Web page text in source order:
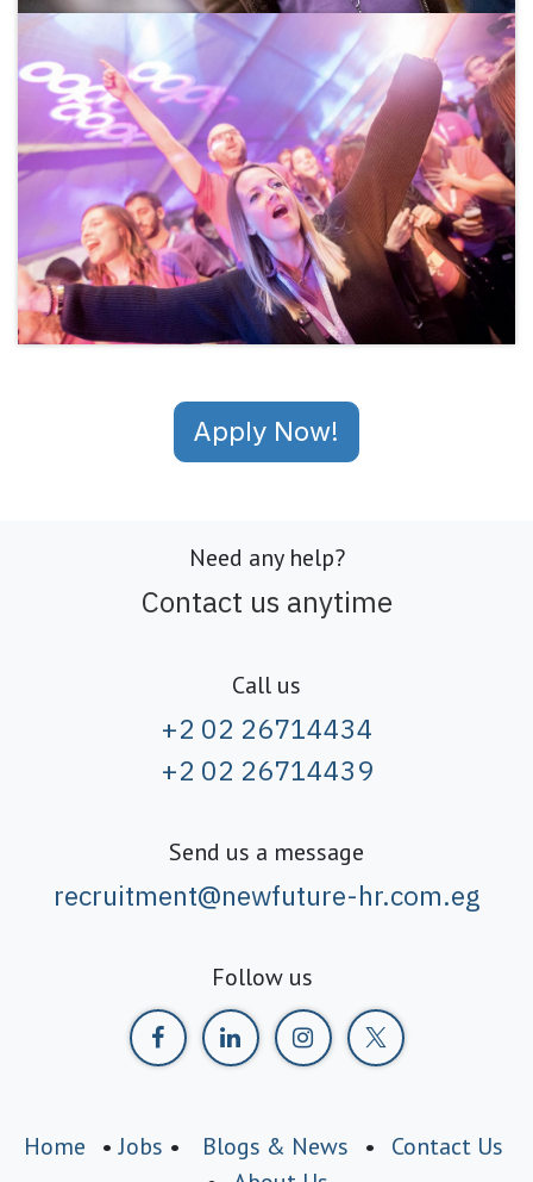
Apply Now!
Need any help?
Contact us anytime
Call us
+2 02 26714434
+2 02 26714439
Send us a message
recruitment@newfuture-hr.com.eg
Follow us
Home •Jobs • Blogs & News •
Contact Us